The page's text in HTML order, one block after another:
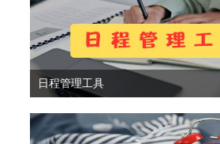
日程管理工具